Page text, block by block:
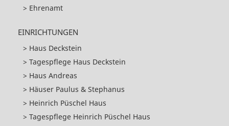
Ehrenamt
EINRICHTUNGEN
Haus Deckstein
Tagespflege Haus Deckstein
Haus Andreas
Häuser Paulus & Stephanus
Heinrich Püschel Haus
Tagespflege Heinrich Püschel Haus